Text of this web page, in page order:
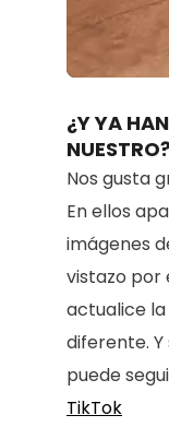
Unmute
¿Y YA
NUESTRO?
Nos gusta
En ellos
imágenes
vistazo por
actualice
diferente.
puede
TikTok